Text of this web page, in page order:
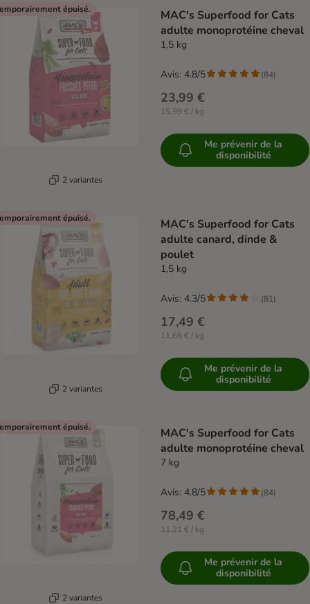
épuisé.
2 variantes
MAC's Superfood for Cats
adulte monoprotéine cheval
1,5 kg
23,99 €
15,99 € / kg
Avis: 4.8/5 (84)
Me prévenir de la
disponibilité
épuisé.
2 variantes
MAC's Superfood for Cats
adulte canard, dinde &
poulet
1,5 kg
17,49 €
11,66 € / kg
Avis: 4.3/5 (81)
Me prévenir de la
disponibilité
épuisé.
2 variantes
MAC's Superfood for Cats
adulte monoprotéine cheval
7 kg
78,49 €
11,21 € / kg
Avis: 4.8/5 (84)
Me prévenir de la
disponibilité